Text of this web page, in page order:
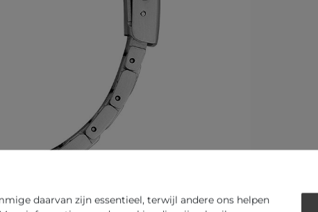
daarvan zijn essentieel, terwijl andere ons helpen